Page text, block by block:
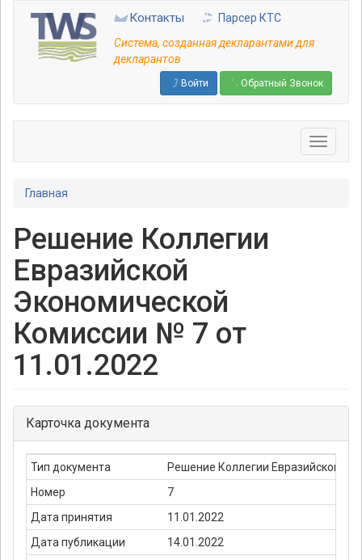
основному
содержанию
Контакты
Парсер КТС
Система, созданная декларантами для
декларантов
Войти Обратный Звонок
Главная
Решение Коллегии
Евразийской
Экономической
Комиссии № 7 от
11.01.2022
Карточка документа
Тип документа
Решение Коллегии Евразийской
Номер
7
Дата принятия
11.01.2022
Дата публикации
14.01.2022